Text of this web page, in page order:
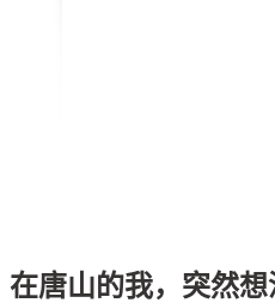
在唐山的我，突然